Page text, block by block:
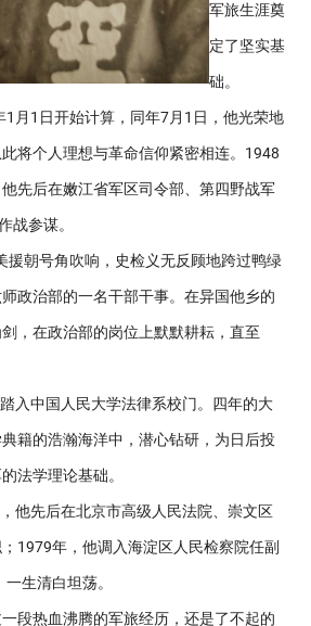
军旅生涯奠
定了坚实基
础。
1日开始计算，同年7月1日，他光荣地
将个人理想与革命信仰紧密相连。1948
先后在嫩江省军区司令部、第四野战军
战参谋。
朝号角吹响，史检义无反顾地跨过鸭绿
政治部的一名干部干事。在异国他乡的
，在政治部的岗位上默默耕耘，直至
中国人民大学法律系校门。四年的大
籍的浩瀚海洋中，潜心钻研，为日后投
法学理论基础。
先后在北京市高级人民法院、崇文区
1979年，他调入海淀区人民检察院任副
生清白坦荡。
热血沸腾的军旅经历，还是了不起的